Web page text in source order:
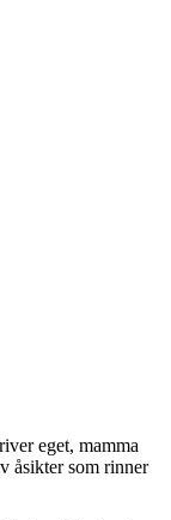
eget, mamma
åsikter som rinner